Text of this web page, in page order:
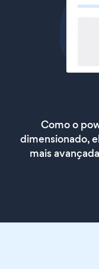
Como o
dimensionado,
mais